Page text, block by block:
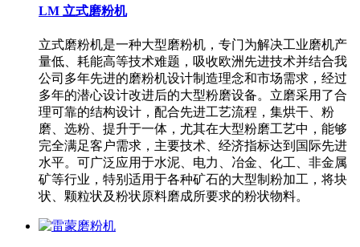
LM 立式磨粉机
立式磨粉机是一种大型磨粉机，专门为解决工业磨机产
量低、耗能高等技术难题，吸收欧洲先进技术并结合我
公司多年先进的磨粉机设计制造理念和市场需求，经过
多年的潜心设计改进后的大型粉磨设备。立磨采用了合
理可靠的结构设计，配合先进工艺流程，集烘干、粉
磨、选粉、提升于一体，尤其在大型粉磨工艺中，能够
完全满足客户需求，主要技术、经济指标达到国际先进
水平。可广泛应用于水泥、电力、冶金、化工、非金属
矿等行业，特别适用于各种矿石的大型制粉加工，将块
状、颗粒状及粉状原料磨成所要求的粉状物料。